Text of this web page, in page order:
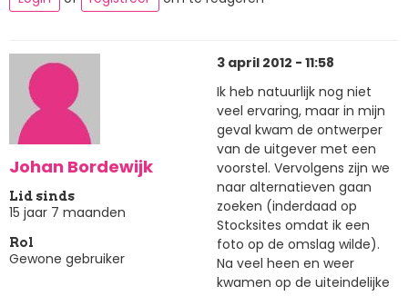
Johan Bordewijk
Lid sinds
15 jaar 7 maanden
Rol
Gewone gebruiker
3 april 2012 - 11:58
Ik heb natuurlijk nog niet
veel ervaring, maar in mijn
geval kwam de ontwerper
van de uitgever met een
voorstel. Vervolgens zijn we
naar alternatieven gaan
zoeken (inderdaad op
Stocksites omdat ik een
foto op de omslag wilde).
Na veel heen en weer
kwamen op de uiteindelijke